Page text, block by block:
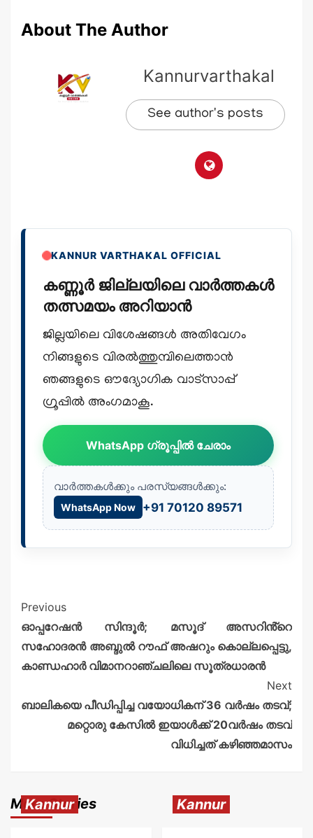
About The Author
Kannurvarthakal
See author's posts
KANNUR VARTHAKAL OFFICIAL
കണ്ണൂർ ജില്ലയിലെ വാർത്തകൾ
തത്സമയം അറിയാൻ
ജില്ലയിലെ വിശേഷങ്ങൾ അതിവേഗം
നിങ്ങളുടെ വിരൽത്തുമ്പിലെത്താൻ
ഞങ്ങളുടെ ഔദ്യോഗിക വാട്സാപ്പ്
ഗ്രൂപ്പിൽ അംഗമാകൂ.
WhatsApp ഗ്രൂപ്പിൽ ചേരാം
വാർത്തകൾക്കും പരസ്യങ്ങൾക്കും:
WhatsApp Now +91 70120 89571
Previous
ഓപ്പറേഷൻ സിന്ദൂർ; മസൂദ് അസറിൻ്റെ
സഹോദരൻ അബ്ദുൽ റൗഫ് അഷറും കൊല്ലപ്പെട്ടു,
കാണ്ഡഹാർ വിമാനറാഞ്ചലിലെ സൂത്രധാരൻ
Next
ബാലികയെ പീഡിപ്പിച്ച വയോധികന് 36 വർഷം തടവ്;
മറ്റൊരു കേസിൽ ഇയാൾക്ക് 20വർഷം തടവ്
വിധിച്ചത് കഴിഞ്ഞമാസം
More Stories
Kannur Kannur